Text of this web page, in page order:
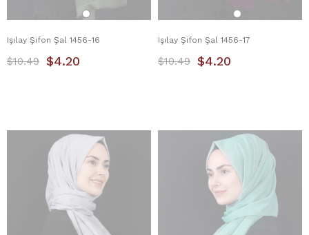
Işılay Şifon Şal 1456-16
$4.20
$10.49
Işılay Şifon Şal 1456-17
$4.20
$10.49